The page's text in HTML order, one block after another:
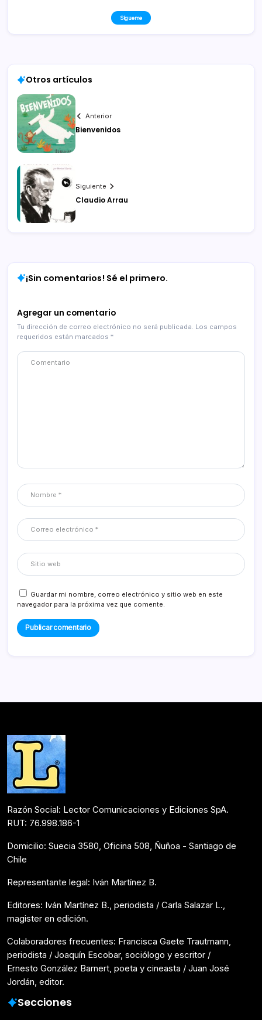
Sígueme
Otros artículos
Anterior
Bienvenidos
Siguiente
Claudio Arrau
¡Sin comentarios! Sé el primero.
Agregar un comentario
Tu dirección de correo electrónico no será publicada. Los campos
requeridos están marcados *
Guardar mi nombre, correo electrónico y sitio web en este
navegador para la próxima vez que comente.
Razón Social: Lector Comunicaciones y Ediciones SpA.
RUT: 76.998.186-1
Domicilio: Suecia 3580, Oficina 508, Ñuñoa - Santiago de
Chile
Representante legal: Iván Martínez B.
Editores: Iván Martínez B., periodista / Carla Salazar L.,
magister en edición.
Colaboradores frecuentes: Francisca Gaete Trautmann,
periodista / Joaquín Escobar, sociólogo y escritor /
Ernesto González Barnert, poeta y cineasta / Juan José
Jordán, editor.
Secciones